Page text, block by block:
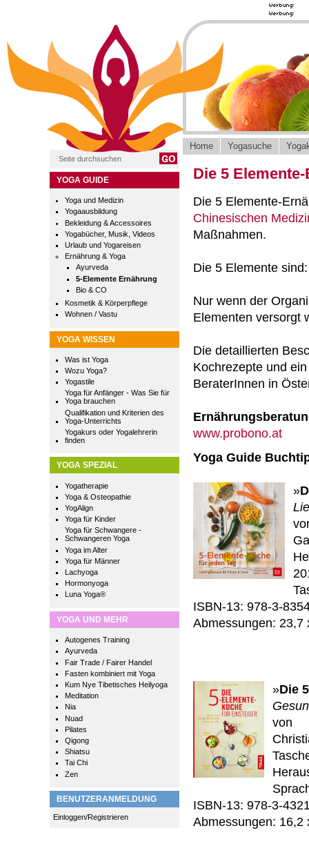
YOGA GUIDE
Yoga und Medizin
Yogaausbildung
Bekleidung & Accessoires
Yogabücher, Musik, Videos
Urlaub und Yogareisen
Ernährung & Yoga
Ayurveda
5-Elemente Ernährung
Bio & CO
Kosmetik & Körperpflege
Wohnen / Vastu
YOGA WISSEN
Was ist Yoga
Wozu Yoga?
Yogastile
Yoga für Anfänger - Was Sie für
Yoga brauchen
Qualifikation und Kriterien des
Yoga-Unterrichts
Yogakurs oder Yogalehrerin
finden
YOGA SPEZIAL
Yogatherapie
Yoga & Osteopathie
YogAlign
Yoga für Kinder
Yoga für Schwangere -
Schwangeren Yoga
Yoga im Alter
Yoga für Männer
Lachyoga
Hormonyoga
Luna Yoga®
YOGA UND MEHR
Autogenes Training
Ayurveda
Fair Trade / Fairer Handel
Fasten kombiniert mit Yoga
Kum Nye Tibetisches Heilyoga
Meditation
Nia
Nuad
Pilates
Qigong
Shiatsu
Tai Chi
Zen
BENUTZERANMELDUNG
Einloggen/Registrieren
Home Yogasuche
Die 5
Die 5 Elemente-
Chinesischen
Maßnahmen.
Die 5 Elemente
Nur wenn der
Elementen versorgt
Die detaillierten
Kochrezepte und
BeraterInnen in
www.probono.at
Yoga Guide
»
ISBN-13: 978-3-
Abmessungen: 23,7
»Die
von
ISBN-13: 978-3-
Abmessungen: 16,2